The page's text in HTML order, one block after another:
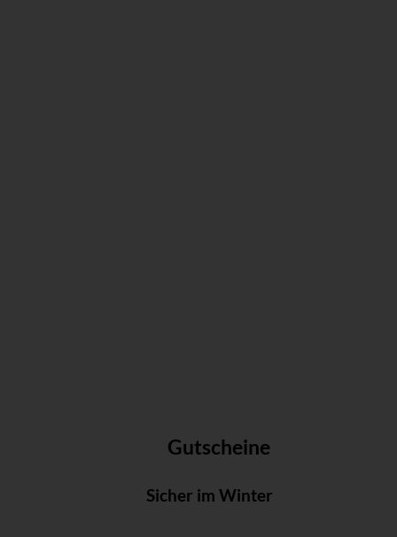
Gutscheine
Sicher im Winter